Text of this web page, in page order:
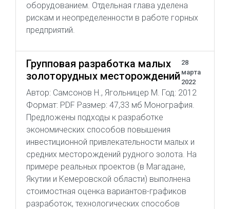
оборудованием. Отдельная глава уделена
рискам и неопределенности в работе горных
предприятий.
Групповая разработка малых
золоторудных месторождений
28
марта
2022
Автор: Самсонов Н., Ягольницер М. Год: 2012
Формат: PDF Размер: 47,33 мб Монография.
Предложены подходы к разработке
экономических способов повышения
инвестиционной привлекательности малых и
средних месторождений рудного золота. На
примере реальных проектов (в Магадане,
Якутии и Кемеровской области) выполнена
стоимостная оценка вариантов-графиков
разработок, технологических способов